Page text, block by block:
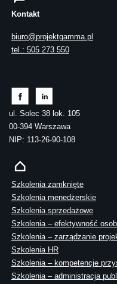
Kontakt
biuro@projektgamma.pl
tel.: 505 273 550
ul. Solec 38 lok. 105
00-394 Warszawa
NIP: 113-26-90-108
Szkolenia zamknięte
Szkolenia menedżerskie
Szkolenia sprzedażowe
Szkolenia – efektywność
Szkolenia – zarządzanie
Szkolenia HR
Szkolenia – kompetencje
Szkolenia – administracja